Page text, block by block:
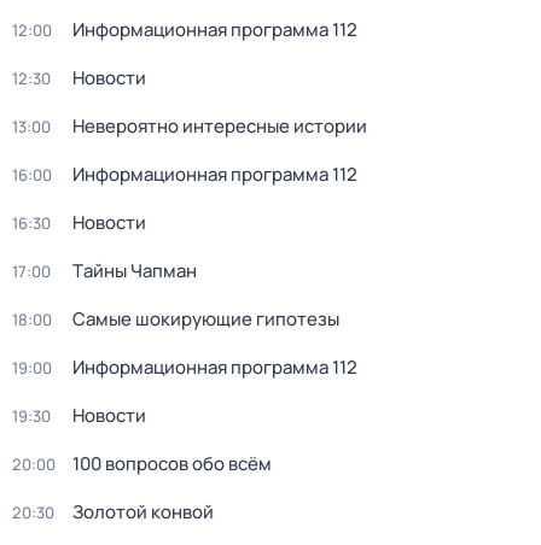
12:00 Информационная программа 112
12:30 Новости
13:00 Невероятно интересные истории
16:00 Информационная программа 112
16:30 Новости
17:00 Тaйны Чапман
18:00 Самые шoкиpующие гипотезы
19:00 Информационная программа 112
19:30 Новости
20:00 100 вопросов обо всём
20:30 Золотой конвой